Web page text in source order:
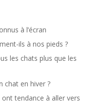
à l’écran
ils à nos pieds ?
les chats plus que les
chat en hiver ?
tendance à aller vers